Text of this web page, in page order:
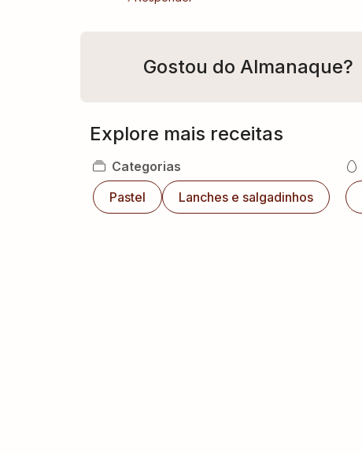
Gostou do Almanaque?
Explore mais receitas
Categorias
Pastel
Lanches e salgadinhos